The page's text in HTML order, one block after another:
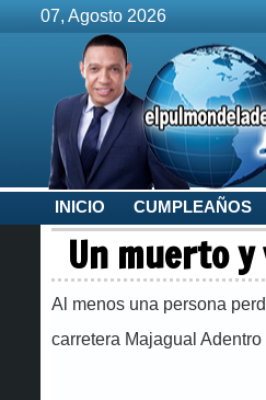
07, Agosto 2026
INICIO CUMPLEAÑOS
Un muerto
Al menos una persona
carretera Majagual